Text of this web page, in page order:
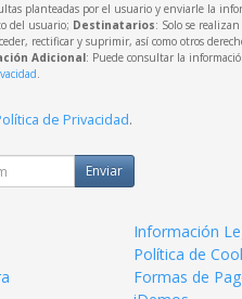
planteadas por el usuario y enviarle la
del usuario; Destinatarios: Solo se
rectificar y suprimir, así como otros
Adicional: Puede consultar la
.
de Privacidad.
Enviar
Información
Política de
Formas de